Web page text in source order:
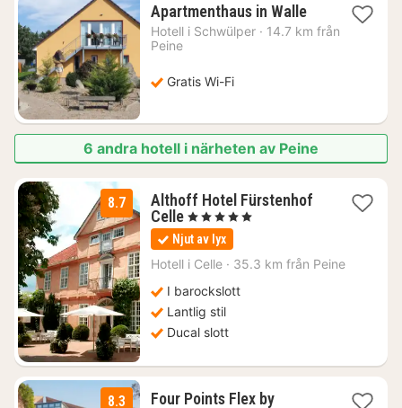
Apartmenthaus in Walle1
natt
Hotell i Schwülper · 14.7 km från
Peine
Gratis Wi-Fi
6 andra hotell i närheten av Peine
8.7
Althoff Hotel Fürstenhof
Celle3
nätter
för
1861
, 5 Stjärnor
Njut av lyx
Hotell i Celle · 35.3 km från Peine
I barockslott
Lantlig stil
Ducal slott
8.3
Four Points Flex by